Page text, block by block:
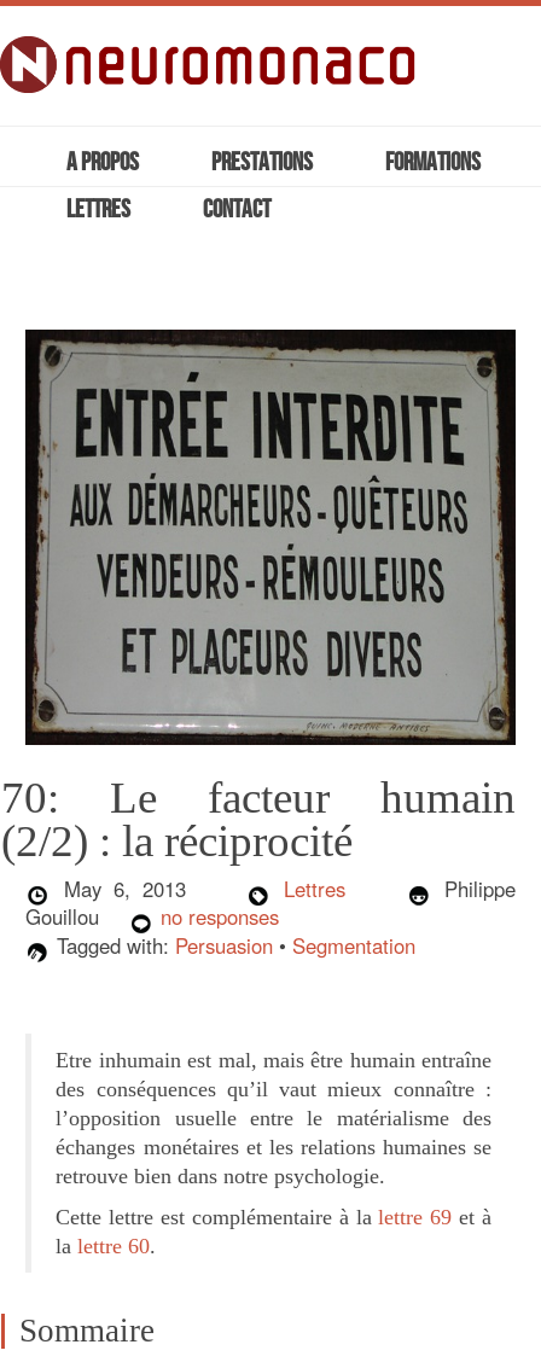
A PROPOS PRESTATIONS
FORMATIONS
LETTRES
CONTACT
70: Le facteur humain
(2/2) : la réciprocité
May 6, 2013 Lettres
Philippe
Gouillou
no responses
Tagged with: Persuasion • Segmentation
Etre inhumain est mal, mais être humain entraîne
des conséquences qu’il vaut mieux connaître :
l’opposition usuelle entre le matérialisme des
échanges monétaires et les relations humaines se
retrouve bien dans notre psychologie.
Cette lettre est complémentaire à lalettre 69 et à
lalettre 60.
Sommaire